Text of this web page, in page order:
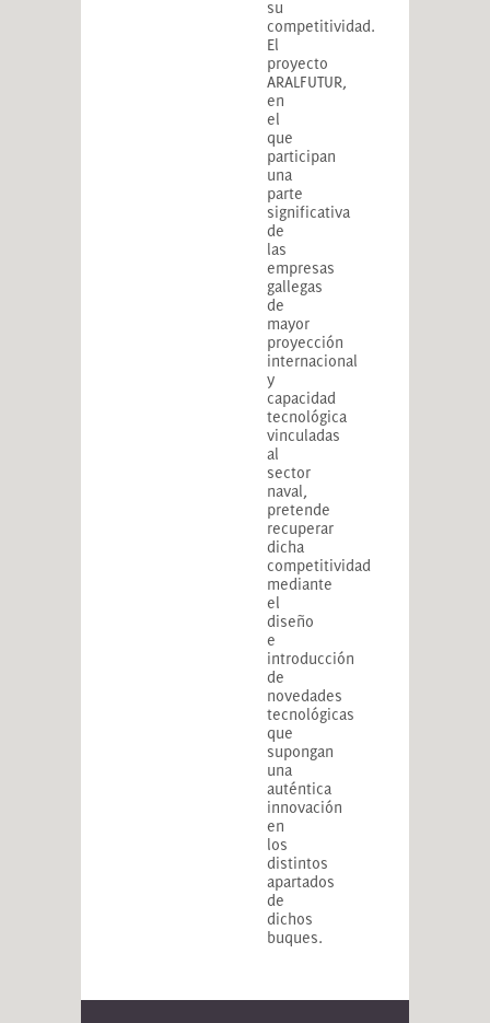
su
competitividad.
El
proyecto
ARALFUTUR,
en
el
que
participan
una
parte
significativa
de
las
empresas
gallegas
de
mayor
proyección
internacional
y
capacidad
tecnológica
vinculadas
al
sector
naval,
pretende
recuperar
dicha
competitividad
mediante
el
diseño
e
introducción
de
novedades
tecnológicas
que
supongan
una
auténtica
innovación
en
los
distintos
apartados
de
dichos
buques.